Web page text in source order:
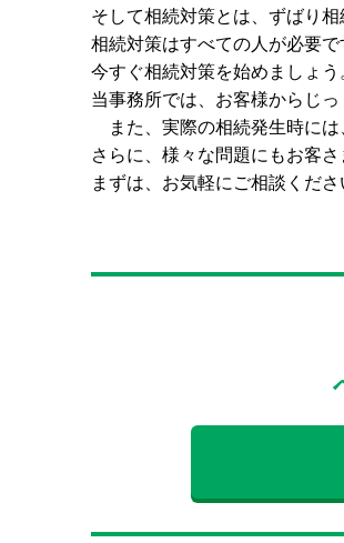
そして相続対策とは、ずばり
相続対策はすべての人が必要で
今すぐ相続対策を始めましょう
当事務所では、お客様からじっ
また、実際の相続発生時には
さらに、様々な問題にもお客
まずは、お気軽にご相談くださ